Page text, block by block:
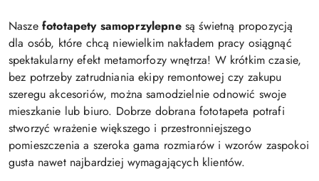
Nasze fototapety samoprzylepnesą świetną propozycją
dla osób, które chcą niewielkim nakładem pracy osiągnąć
spektakularny efekt metamorfozy wnętrza! W krótkim czasie,
bez potrzeby zatrudniania ekipy remontowej czy zakupu
szeregu akcesoriów, można samodzielnie odnowić swoje
mieszkanie lub biuro. Dobrze dobrana fototapeta potrafi
stworzyć wrażenie większego i przestronniejszego
pomieszczenia a szeroka gama rozmiarów i wzorów zaspokoi
gusta nawet najbardziej wymagających klientów.